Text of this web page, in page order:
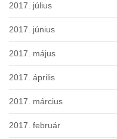
2017. július
2017. június
2017. május
2017. április
2017. március
2017. február